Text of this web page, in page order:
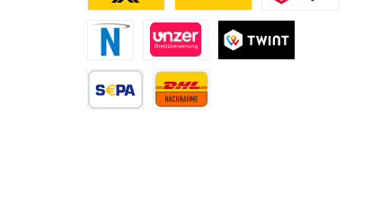
Novalnet ZahlungDirektüberweisung
Deutsche PostDHL DPD